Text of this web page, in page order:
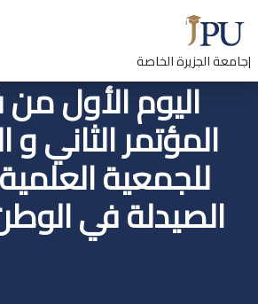
|جامعة الجزيرة الخاصة
اليوم الأول
المؤتمر الثاني
للجمعية
الصيدلة في